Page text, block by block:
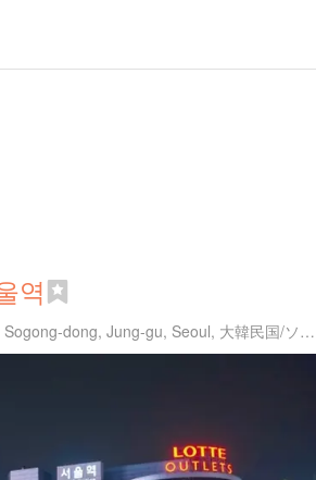
역
2 Sejong-daero 18-gil, Sogong-dong, Jung-gu, Seoul, 大韓民国/ソウル市 龍山区 漢江大路 405/서울특별시 용산구 한강대로 405